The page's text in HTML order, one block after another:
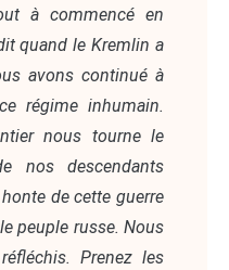
à commencé en
quand le Kremlin a
avons continué à
régime inhumain.
nous tourne le
nos descendants
de cette guerre
peuple russe. Nous
Prenez les